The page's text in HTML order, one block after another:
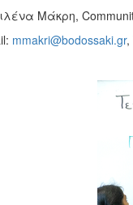
Μάκρη,
mmakri@bodossaki.gr,